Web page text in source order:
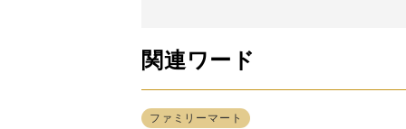
関連ワード
ファミリーマート